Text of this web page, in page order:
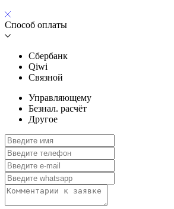
Способ оплаты
Сбербанк
Qiwi
Связной
Управляющему
Безнал. расчёт
Другое